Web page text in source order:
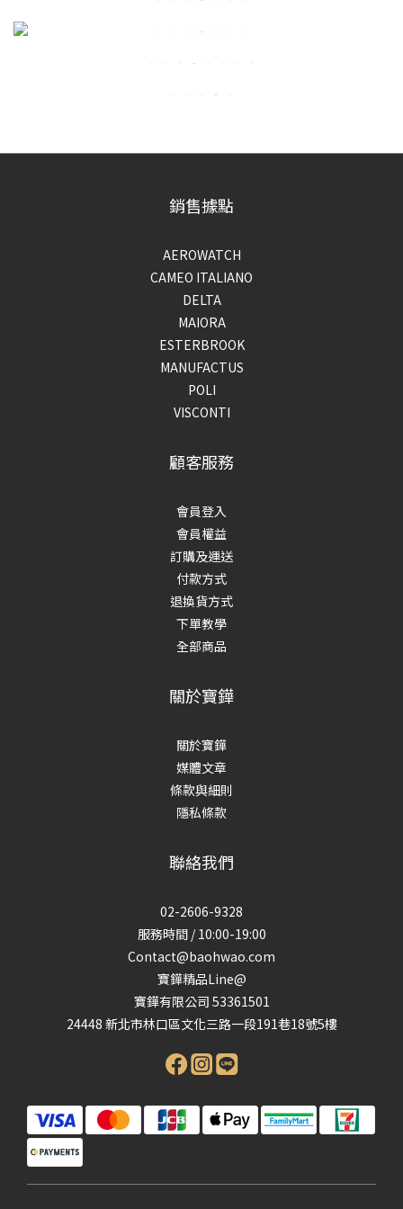
銷售據點
AEROWATCH
CAMEO ITALIANO
DELTA
MAIORA
ESTERBROOK
MANUFACTUS
POLI
VISCONTI
顧客服務
會員登入
會員權益
訂購及運送
付款方式
退換貨方式
下單教學
全部商品
關於寶鏵
關於寶鏵
媒體文章
條款與細則
隱私條款
聯絡我們
02-2606-9328
服務時間 / 10:00-19:00
Contact@baohwao.com
寶鏵精品Line@
寶鏵有限公司 53361501
24448 新北市林口區文化三路一段191巷18號5樓